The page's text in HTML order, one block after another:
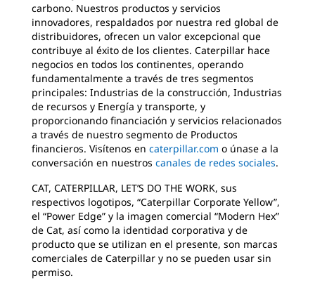
carbono. Nuestros productos y servicios
innovadores, respaldados por nuestra red global de
distribuidores, ofrecen un valor excepcional que
contribuye al éxito de los clientes. Caterpillar hace
negocios en todos los continentes, operando
fundamentalmente a través de tres segmentos
principales: Industrias de la construcción, Industrias
de recursos y Energía y transporte, y
proporcionando financiación y servicios relacionados
a través de nuestro segmento de Productos
financieros. Visítenos en caterpillar.com o únase a la
conversación en nuestros canales de redes sociales.
CAT, CATERPILLAR, LET’S DO THE WORK, sus
respectivos logotipos, “Caterpillar Corporate Yellow”,
el “Power Edge” y la imagen comercial “Modern Hex”
de Cat, así como la identidad corporativa y de
producto que se utilizan en el presente, son marcas
comerciales de Caterpillar y no se pueden usar sin
permiso.